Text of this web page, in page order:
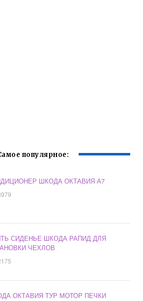
популярное:
ШКОДА ОКТАВИЯ А7
СИДЕНЬЕ ШКОДА РАПИД ДЛЯ
ЧЕХЛОВ
ОКТАВИЯ ТУР МОТОР ПЕЧКИ